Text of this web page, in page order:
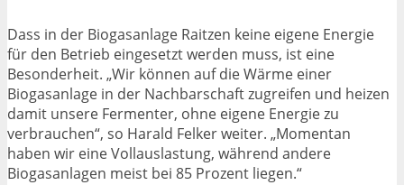
Dass in der Biogasanlage Raitzen keine eigene Energie
für den Betrieb eingesetzt werden muss, ist eine
Besonderheit. „Wir können auf die Wärme einer
Biogasanlage in der Nachbarschaft zugreifen und heizen
damit unsere Fermenter, ohne eigene Energie zu
verbrauchen“, so Harald Felker weiter. „Momentan
haben wir eine Vollauslastung, während andere
Biogasanlagen meist bei 85 Prozent liegen.“